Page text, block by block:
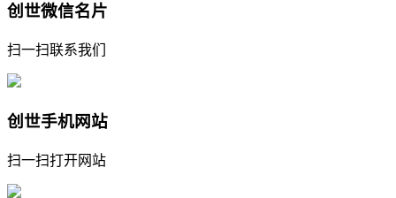
创世微信名片
扫一扫联系我们
创世手机网站
扫一扫打开网站